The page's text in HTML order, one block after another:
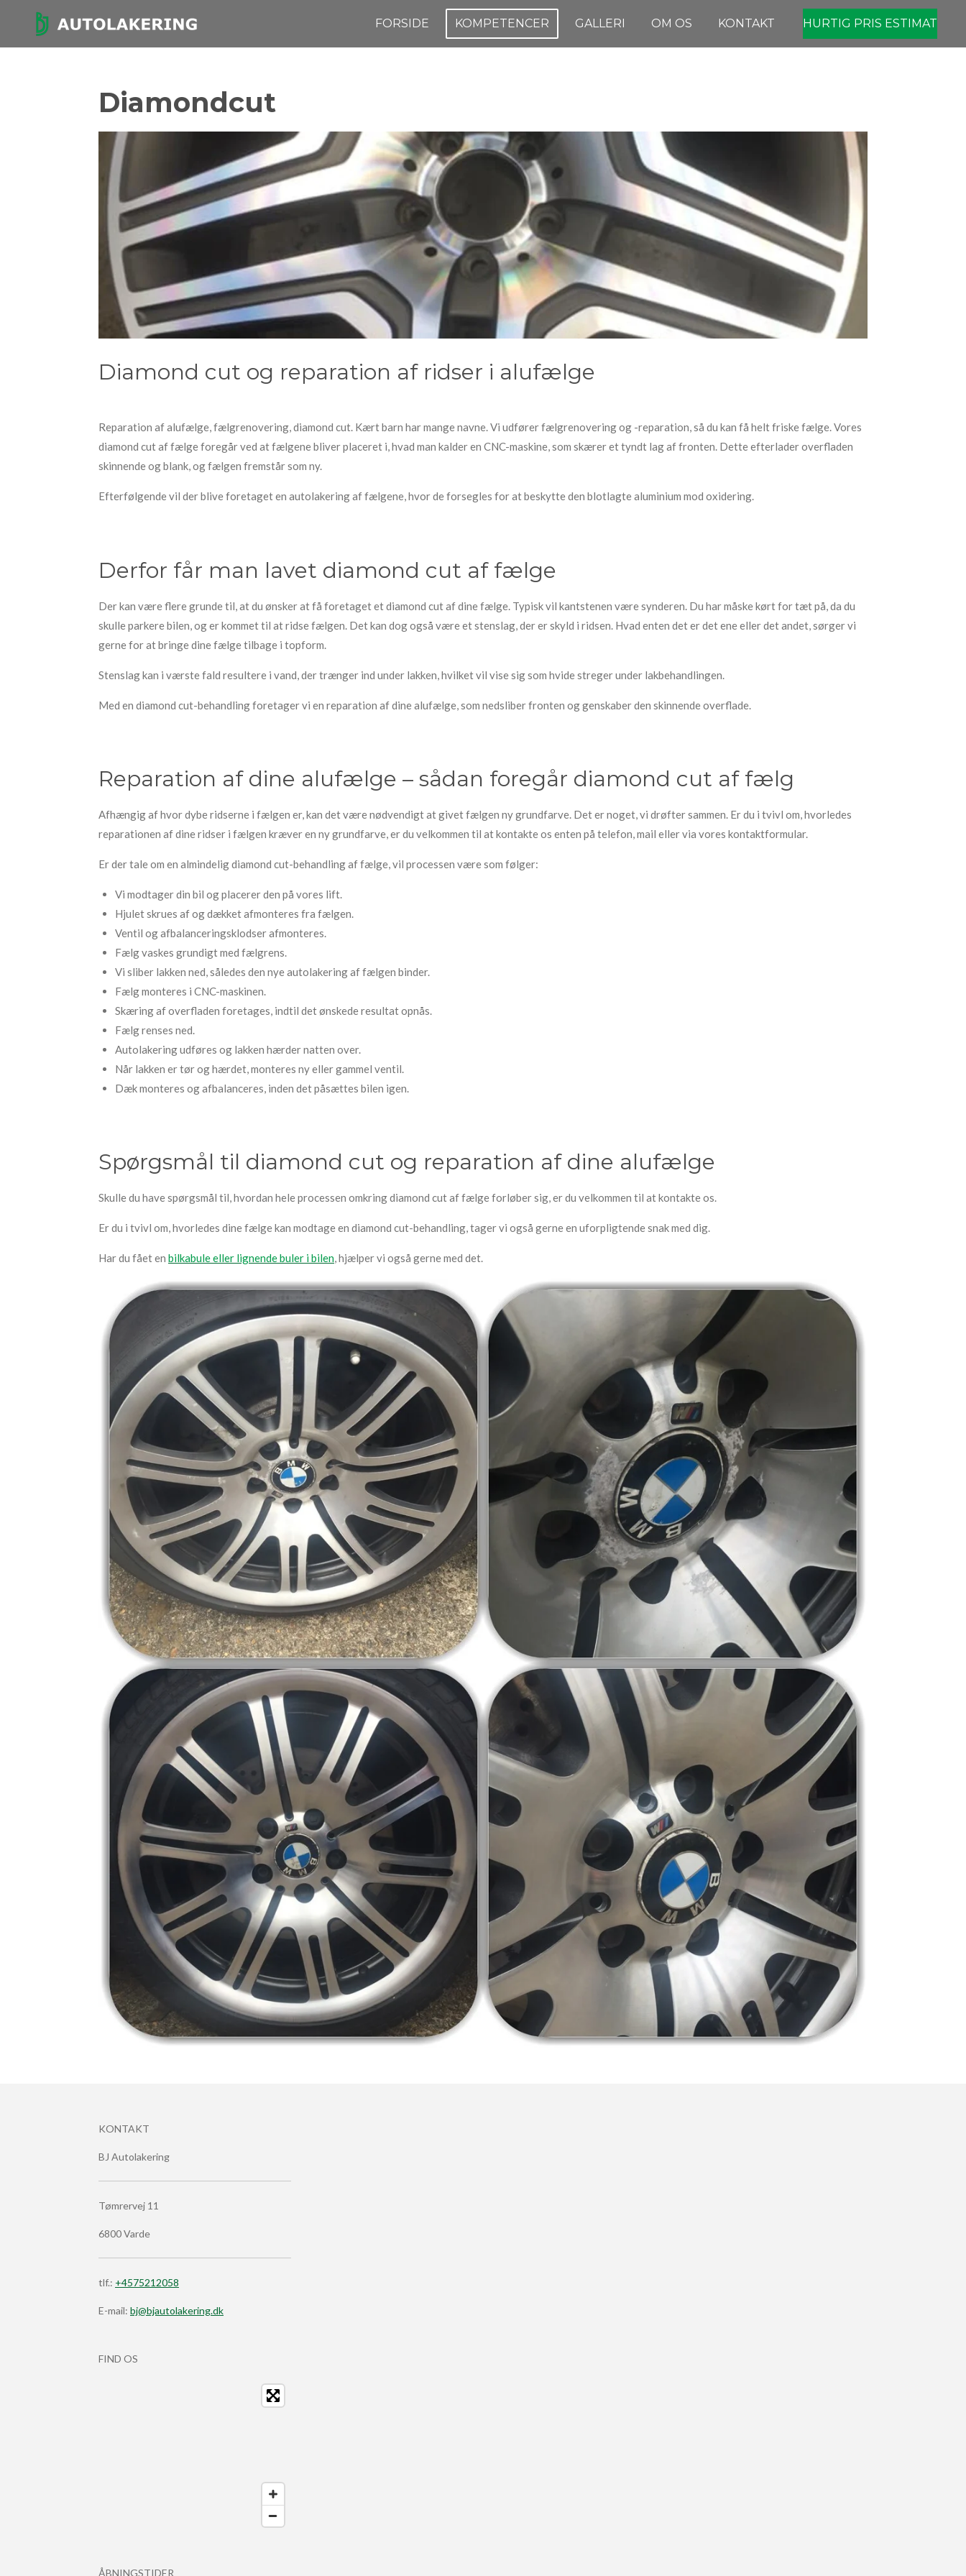
Spring
FORSIDE KOMPETENCER GALLERI OM OS KONTAKT HURTIG PRIS ESTIMAT
Diamondcut
Diamond cut og reparation af ridser i alufælge
Reparation af alufælge, fælgrenovering, diamond cut. Kært barn har mange navne. Vi udfører fælgrenovering og -reparation, så du kan få helt friske fælge. Vores
diamond cut af fælge foregår ved at fælgene bliver placeret i, hvad man kalder en CNC-maskine, som skærer et tyndt lag af fronten. Dette efterlader overfladen
skinnende og blank, og fælgen fremstår som ny.
Efterfølgende vil der blive foretaget en autolakering af fælgene, hvor de forsegles for at beskytte den blotlagte aluminium mod oxidering.
Derfor får man lavet diamond cut af fælge
Der kan være flere grunde til, at du ønsker at få foretaget et diamond cut af dine fælge. Typisk vil kantstenen være synderen. Du har måske kørt for tæt på, da du
skulle parkere bilen, og er kommet til at ridse fælgen. Det kan dog også være et stenslag, der er skyld i ridsen. Hvad enten det er det ene eller det andet, sørger vi
gerne for at bringe dine fælge tilbage i topform.
Stenslag kan i værste fald resultere i vand, der trænger ind under lakken, hvilket vil vise sig som hvide streger under lakbehandlingen.
Med en diamond cut-behandling foretager vi en reparation af dine alufælge, som nedsliber fronten og genskaber den skinnende overflade.
Reparation af dine alufælge – sådan foregår diamond cut af fælg
Afhængig af hvor dybe ridserne i fælgen er, kan det være nødvendigt at givet fælgen ny grundfarve. Det er noget, vi drøfter sammen. Er du i tvivl om, hvorledes
reparationen af dine ridser i fælgen kræver en ny grundfarve, er du velkommen til at kontakte os enten på telefon, mail eller via vores kontaktformular.
Er der tale om en almindelig diamond cut-behandling af fælge, vil processen være som følger:
Vi modtager din bil og placerer den på vores lift.
Hjulet skrues af og dækket afmonteres fra fælgen.
Ventil og afbalanceringsklodser afmonteres.
Fælg vaskes grundigt med fælgrens.
Vi sliber lakken ned, således den nye autolakering af fælgen binder.
Fælg monteres i CNC-maskinen.
Skæring af overfladen foretages, indtil det ønskede resultat opnås.
Fælg renses ned.
Autolakering udføres og lakken hærder natten over.
Når lakken er tør og hærdet, monteres ny eller gammel ventil.
Dæk monteres og afbalanceres, inden det påsættes bilen igen.
Spørgsmål til diamond cut og reparation af dine alufælge
Skulle du have spørgsmål til, hvordan hele processen omkring diamond cut af fælge forløber sig, er du velkommen til at kontakte os.
Er du i tvivl om, hvorledes dine fælge kan modtage en diamond cut-behandling, tager vi også gerne en uforpligtende snak med dig.
Har du fået en bilkabule eller lignende buler i bilen, hjælper vi også gerne med det.
KONTAKT
BJ Autolakering
Tømrervej 11
6800 Varde
tlf.: +4575212058
E-mail: bj@bjautolakering.dk
FIND OS
ÅBNINGSTIDER